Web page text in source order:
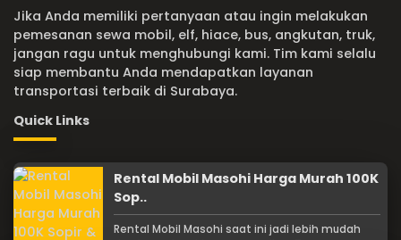
Jika Anda memiliki pertanyaan atau ingin melakukan
pemesanan sewa mobil, elf, hiace, bus, angkutan, truk,
jangan ragu untuk menghubungi kami. Tim kami selalu
siap membantu Anda mendapatkan layanan
transportasi terbaik di Surabaya.
Quick Links
Rental Mobil Masohi Harga Murah 100K
Sop..
Rental Mobil Masohi saat ini jadi lebih mudah